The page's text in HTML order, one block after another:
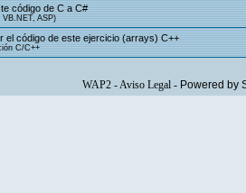
código de C a C#
ASP)
el código de este ejercicio (arrays) C++
C/C++
WAP2-Aviso Legal- Powered by